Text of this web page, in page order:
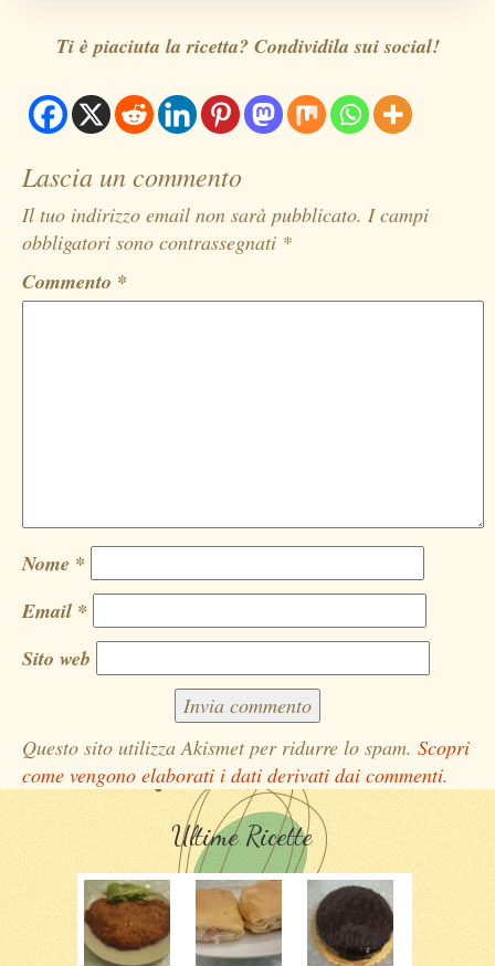
Ti è piaciuta la ricetta? Condividila sui social!
Lascia un commento
Il tuo indirizzo email non sarà pubblicato. I campi
obbligatori sono contrassegnati *
Commento *
Nome *
Email *
Sito web
Questo sito utilizza Akismet per ridurre lo spam. Scopri
come vengono elaborati i dati derivati dai commenti.
Ultime Ricette